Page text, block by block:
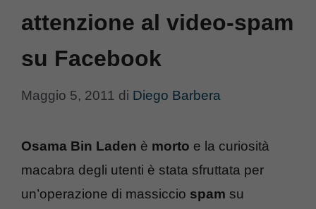
attenzione al video-spam
su Facebook
Maggio 5, 2011 di Diego Barbera
Osama Bin Laden è morto e la curiosità
macabra degli utenti è stata sfruttata per
un’operazione di massiccio spam su